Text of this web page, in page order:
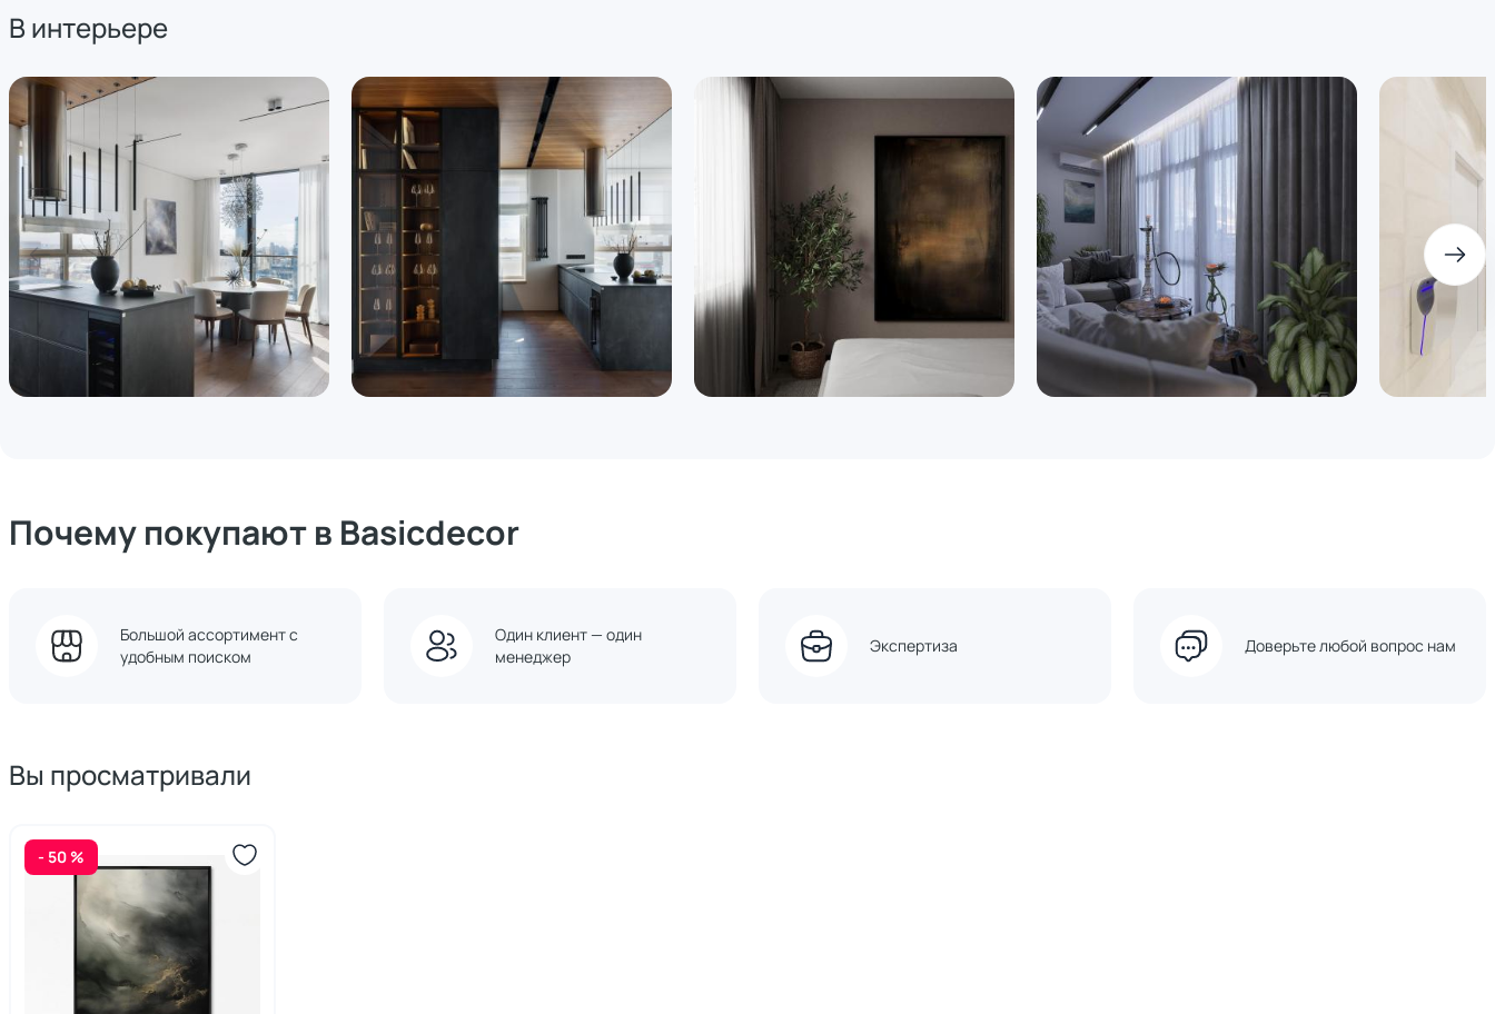
В интерьере
Почему покупают в Basicdecor
Большой ассортимент с
удобным поиском
Один клиент — один
менеджер
Экспертиза Доверьте любой вопрос нам
Вы просматривали
- 50 %